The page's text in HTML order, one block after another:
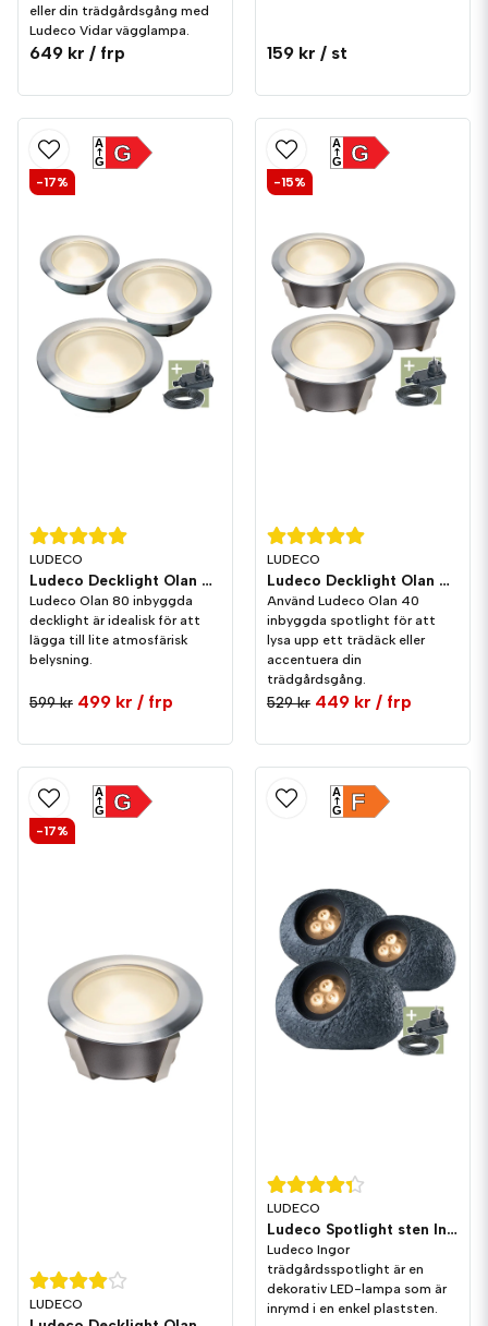
eller din trädgårdsgång med
Ludeco Vidar vägglampa.
649 kr / frp 159 kr / st
LUDECO
Ludeco Decklight Olan 80 0,5W 48lm IP44 3-pack
Ludeco Olan 80 inbyggda
decklight är idealisk för att
lägga till lite atmosfärisk
belysning.
599 kr 499 kr / frp
G
A
G
-17%
LUDECO
Ludeco Decklight Olan 40 0,25W 16lm IP44 3-pack
Använd Ludeco Olan 40
inbyggda spotlight för att
lysa upp ett trädäck eller
accentuera din
trädgårdsgång.
529 kr 449 kr / frp
G
A
G
-15%
LUDECO
G
A
G
-17%
LUDECO
Ludeco Spotlight sten Ingor 1,5W 150lm IP44 3-pack
Ludeco Ingor
trädgårdsspotlight är en
dekorativ LED-lampa som är
inrymd i en enkel plaststen.
F
A
G